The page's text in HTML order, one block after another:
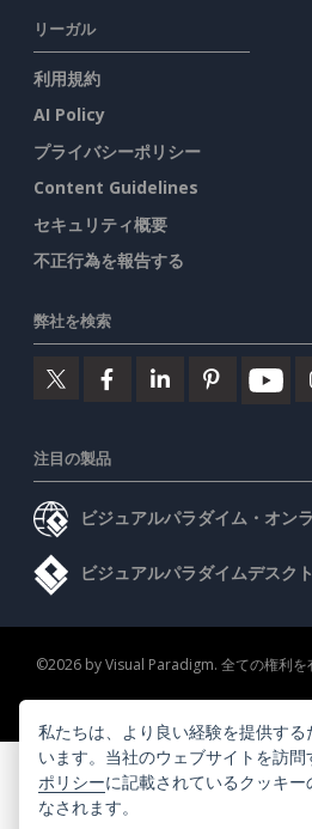
リーガル
利用規約
AI Policy
プライバシーポリシー
Content Guidelines
セキュリティ概要
不正行為を報告する
弊社を検索
注目の製品
ビジュアルパラダイム・オン
ビジュアルパラダイムデスク
©2026 by Visual Paradigm. 全ての権利を
プライバシーポリシー
Content
私たちは、より良い経験を提供す
います。当社のウェブサイトを訪問
ポリシーに記載されているクッキ
なされます。